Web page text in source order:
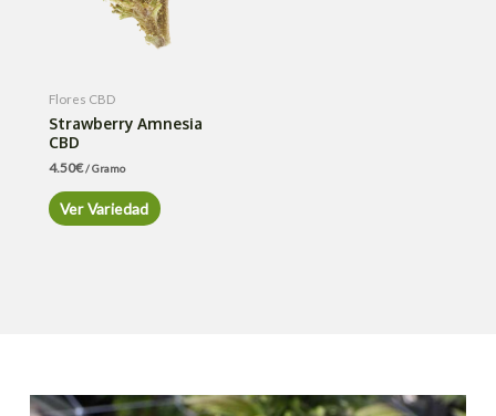
Flores CBD
Strawberry Amnesia
CBD
4.50€/ Gramo
Ver Variedad